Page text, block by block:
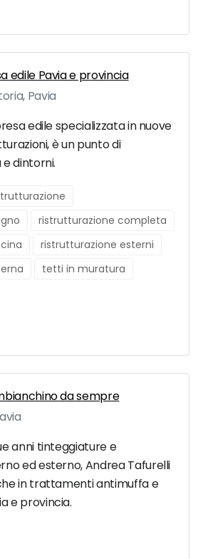
edile Pavia e provincia
Pavia
edile specializzata in nuove
è un punto di
dintorni.
ristrutturazione completa
ristrutturazione esterni
tetti in muratura
da sempre
anni tinteggiature e
ed esterno, Andrea Tafurelli
in trattamenti antimuffa e
e provincia.